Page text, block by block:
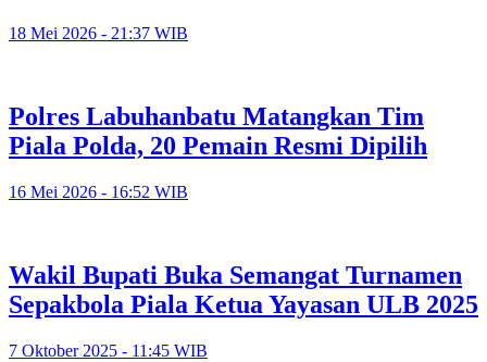
18 Mei 2026 - 21:37 WIB
Polres Labuhanbatu Matangkan Tim
Piala Polda, 20 Pemain Resmi Dipilih
16 Mei 2026 - 16:52 WIB
Wakil Bupati Buka Semangat Turnamen
Sepakbola Piala Ketua Yayasan ULB 2025
7 Oktober 2025 - 11:45 WIB